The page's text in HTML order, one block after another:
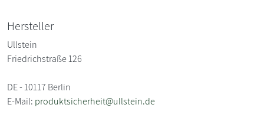
Hersteller
Ullstein
Friedrichstraße 126
DE - 10117 Berlin
E-Mail: produktsicherheit@ullstein.de